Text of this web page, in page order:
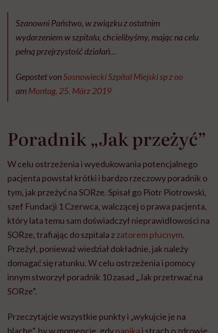
Szanowni Państwo, w związku z ostatnim
wydarzeniem w szpitalu, chcielibyśmy, mając na celu
pełną przejrzystość działań…
Gepostet vonSosnowiecki Szpital Miejski sp z oo
am Montag, 25. März 2019
Poradnik „Jak przeżyć”
W celu ostrzeżenia i wyedukowania potencjalnego
pacjenta powstał krótki i bardzo rzeczowy poradnik o
tym, jak przeżyć na SORze. Spisał go Piotr Piotrowski,
szef Fundacji 1 Czerwca, walczącej o prawa pacjenta,
który lata temu sam doświadczył nieprawidłowości na
SORze, trafiając do szpitala zzatorem płucnym.
Przeżył, ponieważ wiedział dokładnie, jak należy
domagać się ratunku. W celu ostrzeżenia i pomocy
innym stworzył poradnik 10 zasad „Jak przetrwać na
SORze”.
Przeczytajcie wszystkie punkty i „wykujcie je na
blachę”, by w momencie, gdypanikai strach o zdrowie